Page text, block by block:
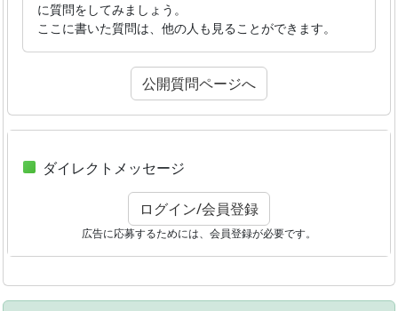
に質問をしてみましょう。
ここに書いた質問は、他の人も見ることができます。
公開質問ページへ
ダイレクトメッセージ
ログイン/会員登録
広告に応募するためには、会員登録が必要です。